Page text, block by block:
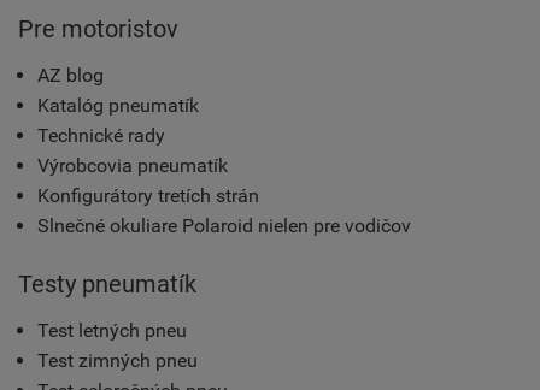
Pre motoristov
AZ blog
Katalóg pneumatík
Technické rady
Výrobcovia pneumatík
Konfigurátory tretích strán
Slnečné okuliare Polaroid nielen pre vodičov
Testy pneumatík
Test letných pneu
Test zimných pneu